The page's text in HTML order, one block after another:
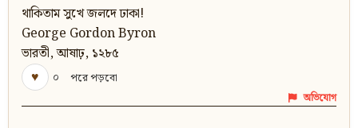
থাকিতাম সুখে জলদে ঢাকা!
George Gordon Byron
ভারতী, আষাঢ়, ১২৮৫
♥
০ পরে পড়বো
অভিযোগ